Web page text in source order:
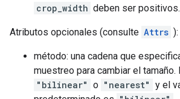
crop_width deben ser positivos.
Atributos opcionales (consulte Attrs ):
método: una cadena que
muestreo para cambiar el tamaño.
"bilinear" o "nearest" y el